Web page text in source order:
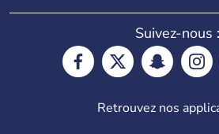
Suivez-nous :
Retrouvez nos